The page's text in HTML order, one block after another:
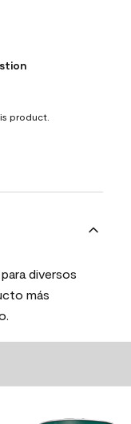
this product.
product.
diversos
más